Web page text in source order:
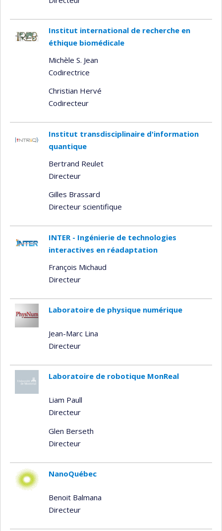
Institut international de recherche en
éthique biomédicale
Michèle S. Jean
Codirectrice
Christian Hervé
Codirecteur
Institut transdisciplinaire d'information
quantique
Bertrand Reulet
Directeur
Gilles Brassard
Directeur scientifique
INTER - Ingénierie de technologies
interactives en réadaptation
François Michaud
Directeur
Laboratoire de physique numérique
Jean-Marc Lina
Directeur
Laboratoire de robotique MonReal
Liam Paull
Directeur
Glen Berseth
Directeur
NanoQuébec
Benoit Balmana
Directeur